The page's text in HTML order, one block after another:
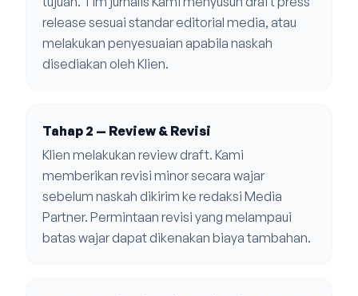
release sesuai standar editorial media, atau
melakukan penyesuaian apabila naskah
disediakan oleh Klien.
Tahap 2 — Review & Revisi
Klien melakukan review draft. Kami
memberikan revisi minor secara wajar
sebelum naskah dikirim ke redaksi Media
Partner. Permintaan revisi yang melampaui
batas wajar dapat dikenakan biaya tambahan.